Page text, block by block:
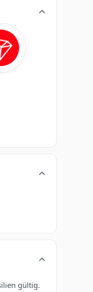
gültig.